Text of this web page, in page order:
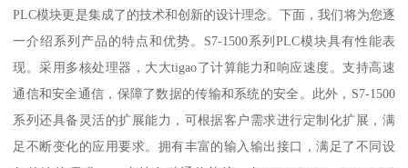
PLC模块更是集成了的技术和创新的设计理念。下面，我们将为您逐
一介绍系列产品的特点和优势。S7-1500系列PLC模块具有性能表
现。采用多核处理器，大大tigao了计算能力和响应速度。支持高速
通信和安全通信，保障了数据的传输和系统的安全。此外，S7-1500
系列还具备灵活的扩展能力，可根据客户需求进行定制化扩展，满
足不断变化的应用要求。拥有丰富的输入输出接口，满足了不同设